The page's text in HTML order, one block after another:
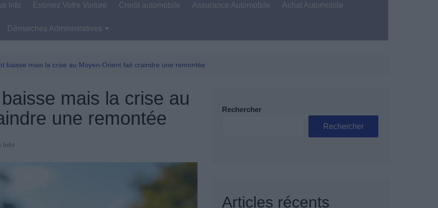
Info Estimez Votre Voiture Credit automobile Assurance Automobile Achat Automobile
Démarches Administratives
Permis De Conduire
baisse mais la crise au Moyen-Orient fait craindre une remontée
mais la crise au
une remontée
Info
Rechercher
Rechercher
Articles récents